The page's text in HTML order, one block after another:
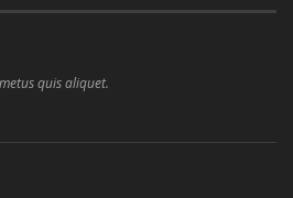
quis aliquet.